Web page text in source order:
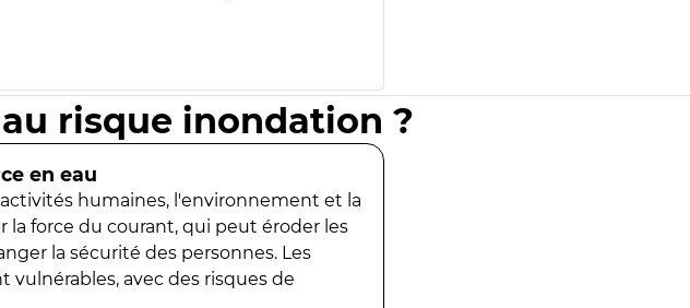
risque inondation ?
en eau
humaines, l'environnement et la
la force du courant, qui peut éroder les
la sécurité des personnes. Les
avec des risques de